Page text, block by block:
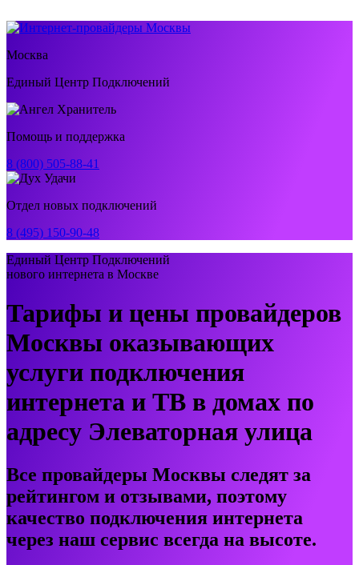
Москва
Единый Центр Подключений
Помощь и поддержка
8 (800) 505-88-41
Отдел новых подключений
8 (495) 150-90-48
Единый Центр Подключений
нового интернета в Москве
Тарифы и цены провайдеров
Москвы оказывающих
услуги подключения
интернета и ТВ в домах по
адресу Элеваторная улица
Все провайдеры Москвы следят за
рейтингом и отзывами, поэтому
качество подключения интернета
через наш сервис всегда на высоте.